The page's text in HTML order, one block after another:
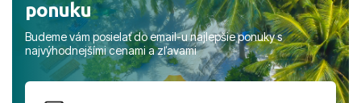
ponuku
Budeme vám posielať do email-u najlepšie ponuky s
najvýhodnejšími cenami a zľavami